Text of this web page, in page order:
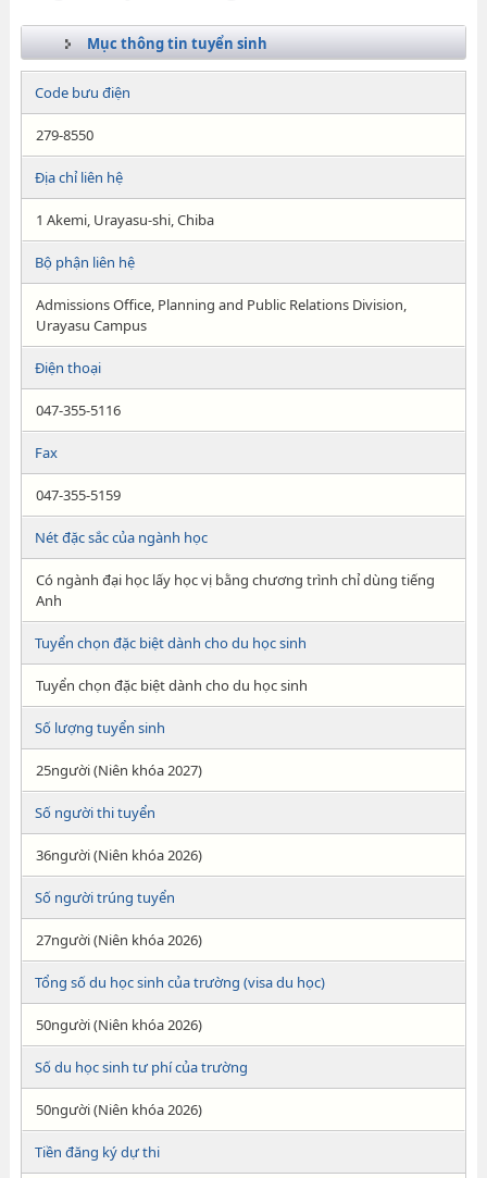
Mục thông tin tuyển sinh
Code bưu điện
279-8550
Địa chỉ liên hệ
1 Akemi, Urayasu-shi, Chiba
Bộ phận liên hệ
Admissions Office, Planning and Public Relations Division,
Urayasu Campus
Điện thoại
047-355-5116
Fax
047-355-5159
Nét đặc sắc của ngành học
Có ngành đại học lấy học vị bằng chương trình chỉ dùng tiếng
Anh
Tuyển chọn đặc biệt dành cho du học sinh
Tuyển chọn đặc biệt dành cho du học sinh
Số lượng tuyển sinh
25người (Niên khóa 2027)
Số người thi tuyển
36người (Niên khóa 2026)
Số người trúng tuyển
27người (Niên khóa 2026)
Tổng số du học sinh của trường (visa du học)
50người (Niên khóa 2026)
Số du học sinh tư phí của trường
50người (Niên khóa 2026)
Tiền đăng ký dự thi